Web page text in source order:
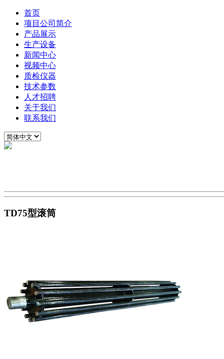
首页
项目公司简介
产品展示
生产设备
新闻中心
视频中心
质检仪器
技术参数
人才招聘
关于我们
联系我们
TD75型滚筒